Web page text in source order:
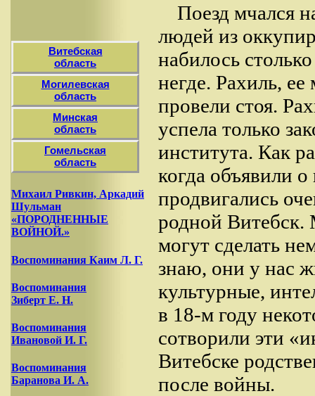
Витебская
область
Могилевская
область
Минская
область
Гомельская
область
Михаил Ривкин, Аркадий
Шульман
«ПОРОДНЕННЫЕ
ВОЙНОЙ.»
Воспоминания Каим Л. Г.
Воспоминания
Зиберт Е. Н.
Воспоминания
Ивановой И. Г.
Воспоминания
Баранова И. А.
Поезд мчался
людей из
набилось
негде. Рахиль,
провели стоя.
успела только
института. Как
когда объявили
продвигались
родной Витебск.
могут сделать
знаю, они у нас
культурные,
в 18-м году
сотворили эти
Витебске
после войны.